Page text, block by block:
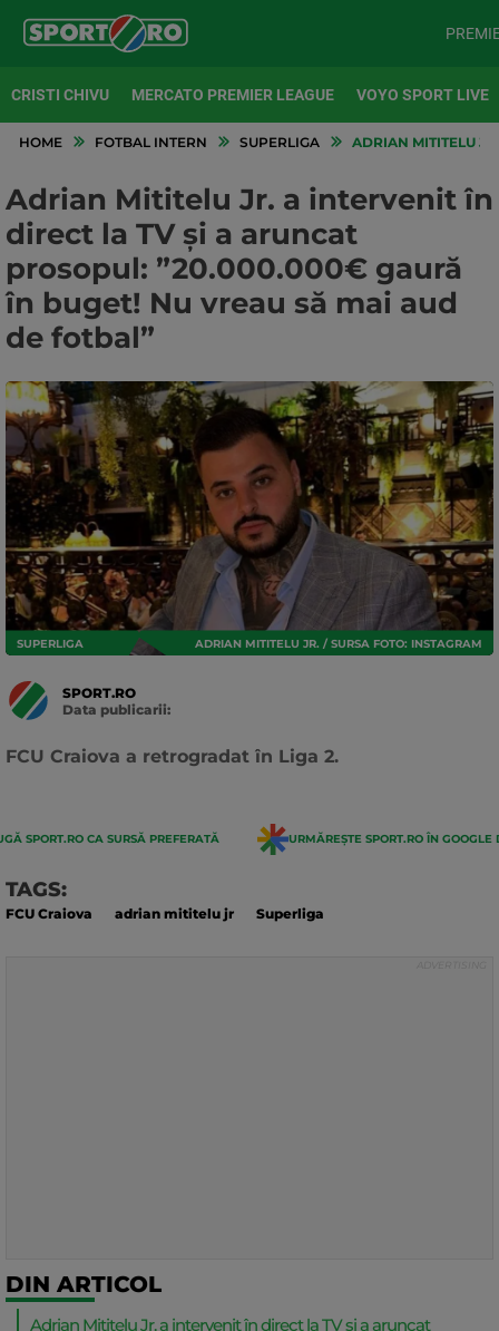
CRISTI CHIVU MERCATO PREMIER LEAGUE VOYO SPORT LIVE
HOME FOTBAL INTERN SUPERLIGA ADRIAN MITITELU
Adrian Mititelu Jr. a intervenit în
direct la TV și a aruncat
prosopul: ”20.000.000€ gaură
în buget! Nu vreau să mai aud
de fotbal”
SUPERLIGA ADRIAN MITITELU JR. / SURSA FOTO: INSTAGRAM
SPORT.RO
Data publicarii:
FCU Craiova a retrogradat în Liga 2.
SPORT.RO CA SURSĂ PREFERATĂ URMĂREȘTE SPORT.RO ÎN GOOGLE
TAGS:
FCU Craiova adrian mititelu jr Superliga
DIN ARTICOL
Adrian Mititelu Jr. a intervenit în direct la TV și a aruncat